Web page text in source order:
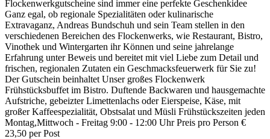
Flockenwerkgutscheine sind immer eine perfekte Geschenkidee
Ganz egal, ob regionale Spezialitäten oder kulinarische
Extravaganz, Andreas Bundschuh und sein Team stellen in den
verschiedenen Bereichen des Flockenwerks, wie Restaurant, Bistro,
Vinothek und Wintergarten ihr Können und seine jahrelange
Erfahrung unter Beweis und bereitet mit viel Liebe zum Detail und
frischen, regionalen Zutaten ein Geschmacksfeuerwerk für Sie zu!
Der Gutschein beinhaltet Unser großes Flockenwerk
Frühstücksbuffet im Bistro. Duftende Backwaren und hausgemachte
Aufstriche, gebeizter Limettenlachs oder Eierspeise, Käse, mit
großer Kaffeespezialität, Obstsalat und Müsli Frühstückszeiten jeden
Montag,Mittwoch - Freitag 9:00 - 12:00 Uhr Preis pro Person €
23,50 per Post